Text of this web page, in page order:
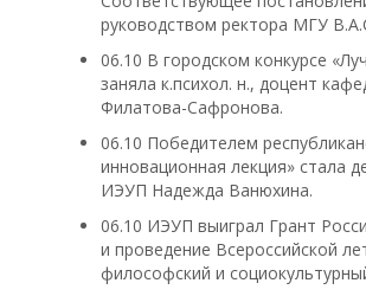
руководством ректора МГУ
06.10 В городском конкурсе
заняла к.психол. н., доцент
Филатова-Сафронова.
06.10 Победителем
инновационная лекция» стала
ИЭУП Надежда Ванюхина.
06.10 ИЭУП выиграл Грант
и проведение Всероссийской
философский и